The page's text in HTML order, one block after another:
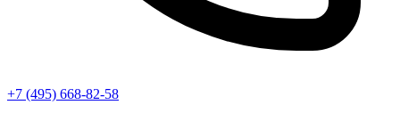
+7 (495) 668-82-58